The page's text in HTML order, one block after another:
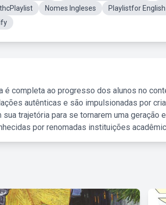
Nomes Ingleses Playlistfor
é completa ao progresso dos alunos no
autênticas e são impulsionadas por
trajetória para se tornarem uma geração
por renomadas instituições